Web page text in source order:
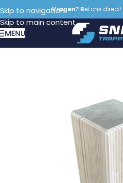
Skip to navigation
Skip to main content
Vragen? Bel ons direct!
MENU